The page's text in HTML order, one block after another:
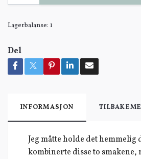
Lagerbalanse: 1
Del
INFORMASJON
Jeg måtte holde det hemmelig
kombinerte disse to smakene,